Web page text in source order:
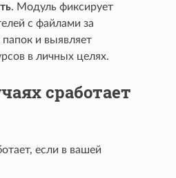
. Модуль фиксирует
с файлами за
и выявляет
в личных целях.
сработает
если в вашей